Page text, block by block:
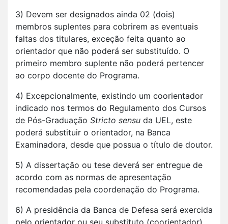
3) Devem ser designados ainda 02 (dois)
membros suplentes para cobrirem as eventuais
faltas dos titulares, exceção feita quanto ao
orientador que não poderá ser substituído. O
primeiro membro suplente não poderá pertencer
ao corpo docente do Programa.
4) Excepcionalmente, existindo um coorientador
indicado nos termos do Regulamento dos Cursos
de Pós-Graduação Stricto sensu da UEL, este
poderá substituir o orientador, na Banca
Examinadora, desde que possua o título de doutor.
5) A dissertação ou tese deverá ser entregue de
acordo com as normas de apresentação
recomendadas pela coordenação do Programa.
6) A presidência da Banca de Defesa será exercida